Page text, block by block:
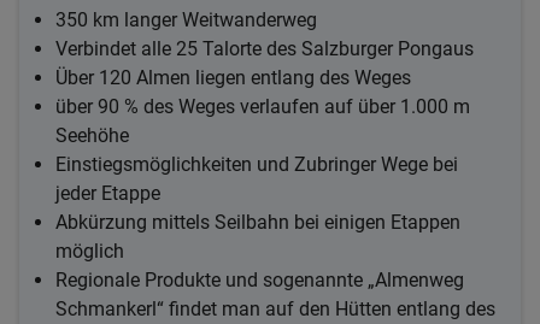
350 km langer Weitwanderweg
Verbindet alle 25 Talorte des Salzburger Pongaus
Über 120 Almen liegen entlang des Weges
über 90 % des Weges verlaufen auf über 1.000 m
Seehöhe
Einstiegsmöglichkeiten und Zubringer Wege bei
jeder Etappe
Abkürzung mittels Seilbahn bei einigen Etappen
möglich
Regionale Produkte und sogenannte „Almenweg
Schmankerl“ findet man auf den Hütten entlang des